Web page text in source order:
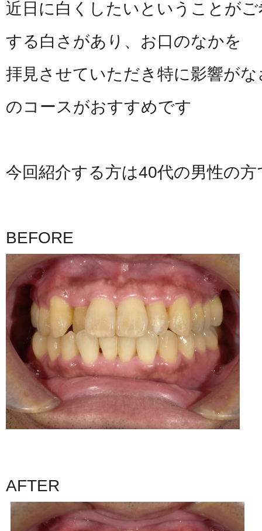
近日に白くしたいということが
する白さがあり、お口のなかを
拝見させていただき特に影響が
のコースがおすすめです
今回紹介する方は40代の男性の方
BEFORE
AFTER